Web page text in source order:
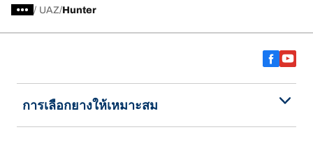
/ UAZ Hunter
การเลือกยางให้เหมาะสม